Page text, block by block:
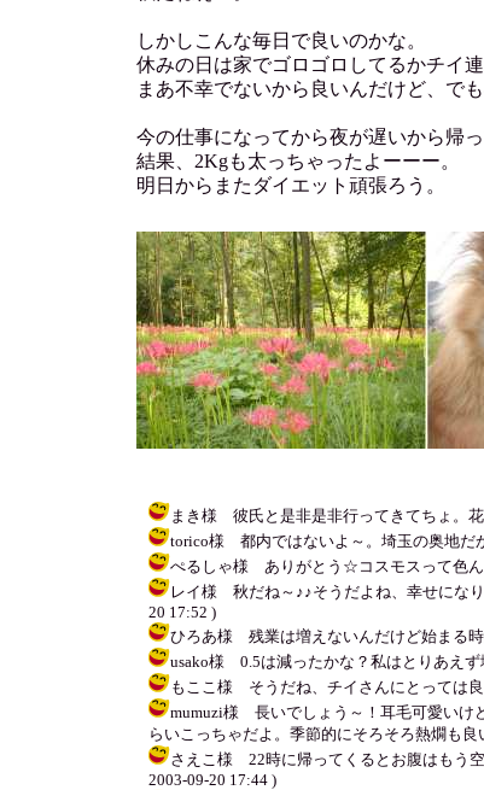
しかしこんな毎日で良いのかな。
休みの日は家でゴロゴロしてるかチイ
まあ不幸でないから良いんだけど、で
今の仕事になってから夜が遅いから帰
結果、2Kgも太っちゃったよーーー。
明日からまたダイエット頑張ろう。
まき様 彼氏と是非是非行ってきてちょ。
torico様 都内ではないよ～。埼玉の奥地だ
ぺるしゃ様 ありがとう☆コスモスって色ん
レイ様 秋だね～♪♪そうだよね、幸せにな
20 17:52 )
ひろあ様 残業は増えないんだけど始まる時
usako様 0.5は減ったかな？私はとりあえず
もここ様 そうだね、チイさんにとっては
mumuzi様 長いでしょう～！耳毛可愛いけ
らいこっちゃだよ。季節的にそろそろ熱燗も良
さえこ様 22時に帰ってくるとお腹はもう
2003-09-20 17:44 )